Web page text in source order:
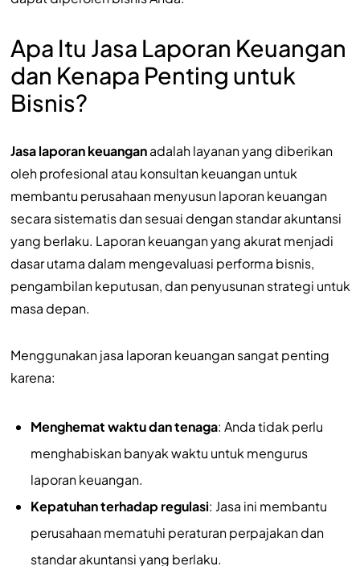
Apa Itu Jasa Laporan Keuangan
dan Kenapa Penting untuk
Bisnis?
Jasa laporan keuanganadalah layanan yang diberikan
oleh profesional atau konsultan keuangan untuk
membantu perusahaan menyusun laporan keuangan
secara sistematis dan sesuai dengan standar akuntansi
yang berlaku. Laporan keuangan yang akurat menjadi
dasar utama dalam mengevaluasi performa bisnis,
pengambilan keputusan, dan penyusunan strategi untuk
masa depan.
Menggunakan jasa laporan keuangan sangat penting
karena:
Menghemat waktu dan tenaga: Anda tidak perlu
menghabiskan banyak waktu untuk mengurus
laporan keuangan.
Kepatuhan terhadap regulasi: Jasa ini membantu
perusahaan mematuhi peraturan perpajakan dan
standar akuntansi yang berlaku.